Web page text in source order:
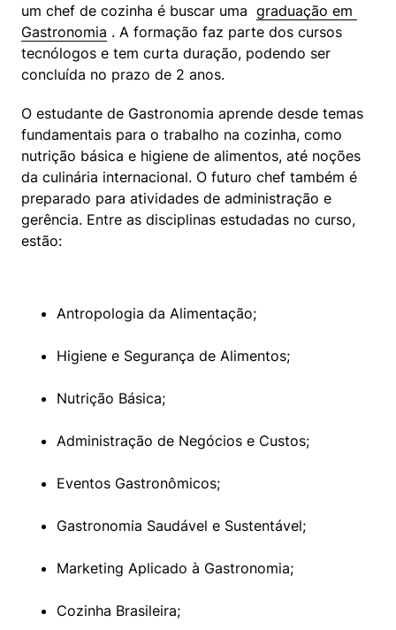
um chef de cozinha é buscar uma graduação em
Gastronomia . A formação faz parte dos cursos
tecnólogos e tem curta duração, podendo ser
concluída no prazo de 2 anos.
O estudante de Gastronomia aprende desde temas
fundamentais para o trabalho na cozinha, como
nutrição básica e higiene de alimentos, até noções
da culinária internacional. O futuro chef também é
preparado para atividades de administração e
gerência. Entre as disciplinas estudadas no curso,
estão:
Antropologia da Alimentação;
Higiene e Segurança de Alimentos;
Nutrição Básica;
Administração de Negócios e Custos;
Eventos Gastronômicos;
Gastronomia Saudável e Sustentável;
Marketing Aplicado à Gastronomia;
Cozinha Brasileira;